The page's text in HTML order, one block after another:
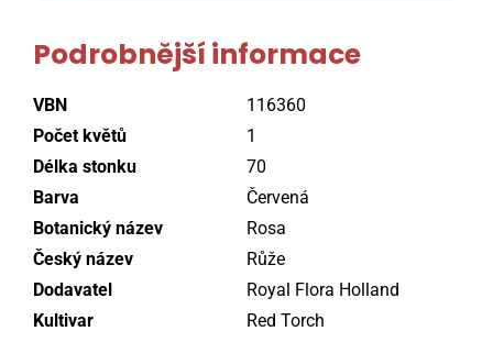
Podrobnější informace
VBN
116360
Počet květů
1
Délka stonku
70
Barva
Červená
Botanický název
Rosa
Český název
Růže
Dodavatel
Royal Flora Holland
Kultivar
Red Torch